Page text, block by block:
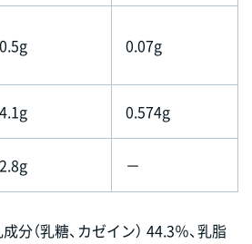
0.5g 0.07g
4.1g 0.574g
2.8g
－
（乳糖、カゼイン） 44.3％、乳脂